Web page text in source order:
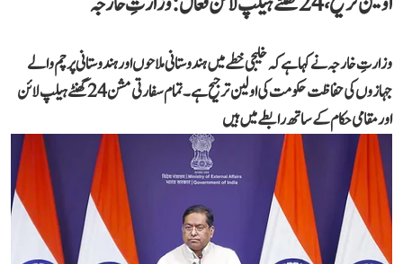
وزارتِ خارجہ نے کہا ہے کہ خلیجی خطے میں ہندوستانی ملاحوں اور ہندوستانی پرچم والے
جہازوں کی حفاظت حکومت کی اولین ترجیح ہے۔ تمام سفارتی مشن 24 گھنٹے ہیلپ لائن
اور مقامی حکام کے ساتھ رابطے میں ہیں